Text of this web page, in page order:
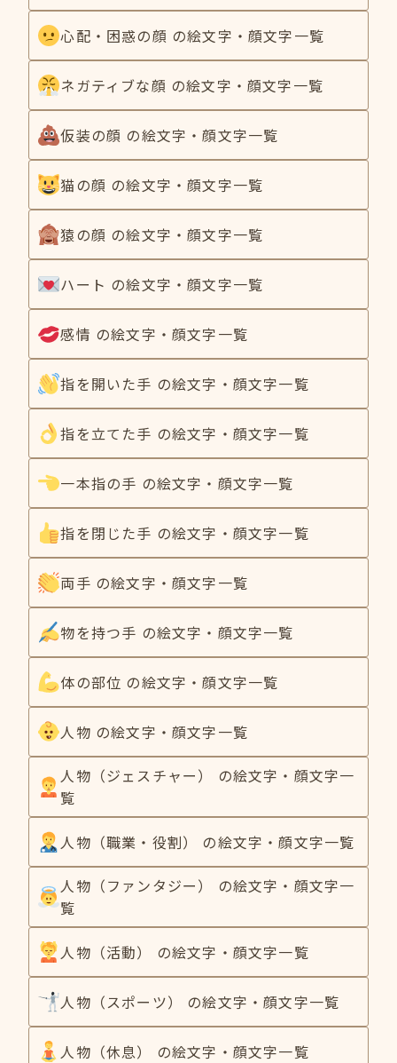
心配・困惑の顔 の絵文字・顔文字一覧
ネガティブな顔 の絵文字・顔文字一覧
仮装の顔 の絵文字・顔文字一覧
猫の顔 の絵文字・顔文字一覧
猿の顔 の絵文字・顔文字一覧
ハート の絵文字・顔文字一覧
感情 の絵文字・顔文字一覧
指を開いた手 の絵文字・顔文字一覧
指を立てた手 の絵文字・顔文字一覧
一本指の手 の絵文字・顔文字一覧
指を閉じた手 の絵文字・顔文字一覧
両手 の絵文字・顔文字一覧
物を持つ手 の絵文字・顔文字一覧
体の部位 の絵文字・顔文字一覧
人物 の絵文字・顔文字一覧
人物（ジェスチャー） の絵文字・顔文字一
覧
人物（職業・役割） の絵文字・顔文字一覧
人物（ファンタジー） の絵文字・顔文字一
覧
人物（活動） の絵文字・顔文字一覧
人物（スポーツ） の絵文字・顔文字一覧
人物（休息） の絵文字・顔文字一覧